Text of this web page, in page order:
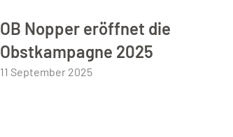
OB Nopper eröffnet die
Obstkampagne 2025
11 September 2025